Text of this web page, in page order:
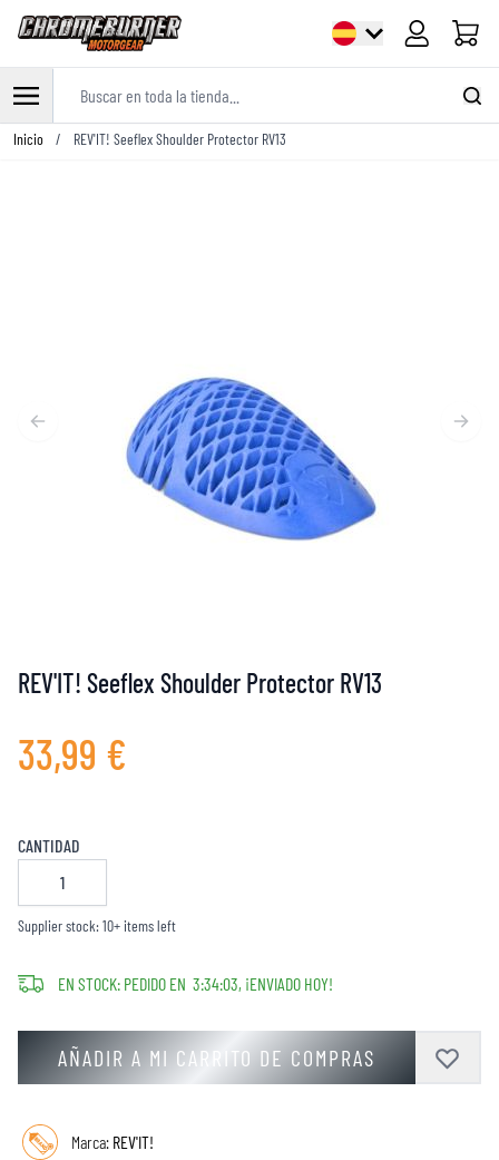
Ir al contenido
Inicio / REV'IT! Seeflex Shoulder Protector RV13
REV'IT! Seeflex Shoulder Protector RV13
33,99 €
CANTIDAD
Supplier stock: 10+ items left
EN STOCK: PEDIDO EN 3:34:03, ¡ENVIADO HOY!
AÑADIR A MI CARRITO DE COMPRAS
Marca: REV'IT!